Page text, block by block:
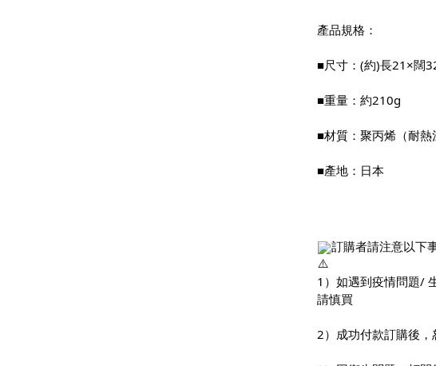
產品規格：
■尺寸：(約)長21×闊
■重量：約210g
■材質：聚丙烯（耐熱
■產地：日本
訂購者請注意以下
1）如遇到疫情問題/
請慎買
2）成功付款訂購後